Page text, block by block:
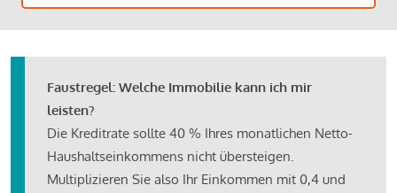
Faustregel: Welche Immobilie kann ich mir
leisten?
Die Kreditrate sollte 40 % Ihres monatlichen Netto-
Haushaltseinkommens nicht übersteigen.
Multiplizieren Sie also Ihr Einkommen mit 0,4 und